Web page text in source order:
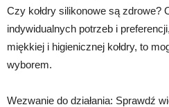
Czy kołdry silikonowe są zdrowe?
indywidualnych potrzeb i
miękkiej i higienicznej kołdry, to
wyborem.
Wezwanie do działania: Sprawdź